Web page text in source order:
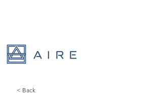
< Back